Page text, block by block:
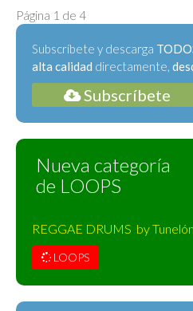
Página 1 de 4
Subscríbete y descarga
alta calidad directamente,
Subscríbete
Nueva categoría
de LOOPS
REGGAE DRUMS by
LOOPS